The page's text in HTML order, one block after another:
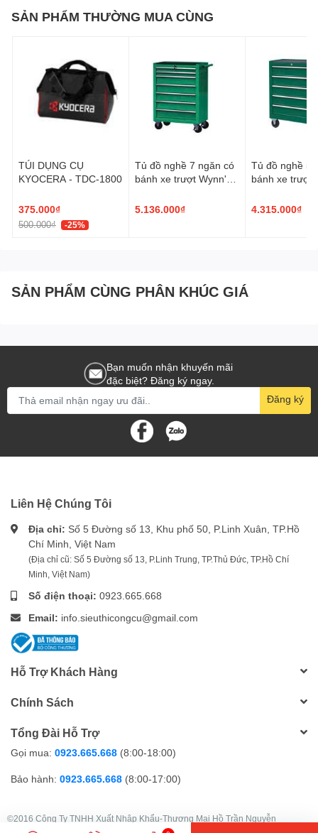
SẢN PHẨM THƯỜNG MUA CÙNG
TÚI DỤNG CỤ
KYOCERA - TDC-1800
375.000₫
500.000₫ -25%
Tủ đồ nghề 7 ngăn có
bánh xe trượt Wynn's
5.136.000₫
Tủ đồ nghề 5
bánh xe trượt
4.315.000₫
SẢN PHẨM CÙNG PHÂN KHÚC GIÁ
Bạn muốn nhận khuyến mãi
đặc biệt? Đăng ký ngay.
Đăng ký
Liên Hệ Chúng Tôi
Địa chỉ: Số 5 Đường số 13, Khu phố 50, P.Linh Xuân, TP.Hồ
Chí Minh, Việt Nam
(Địa chỉ cũ: Số 5 Đường số 13, P.Linh Trung, TP.Thủ Đức, TP.Hồ Chí
Minh, Việt Nam)
Số điện thoại: 0923.665.668
Email: info.sieuthicongcu@gmail.com
Hỗ Trợ Khách Hàng
Chính Sách
Tổng Đài Hỗ Trợ
Gọi mua: 0923.665.668 (8:00-18:00)
Bảo hành: 0923.665.668 (8:00-17:00)
©2016 Công Ty TNHH Xuất Nhập Khẩu-Thương Mại Hồ Trần Nguyễn